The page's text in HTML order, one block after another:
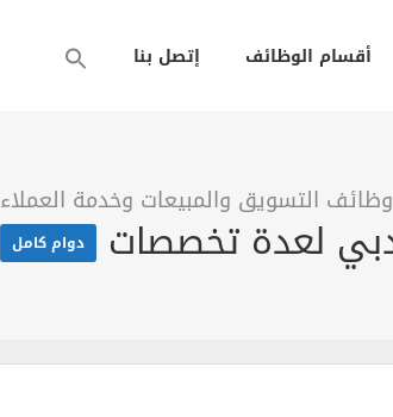
أقسام الوظائف إتصل بنا
وظائف التسويق والمبيعات وخدمة العملاء
لعدة تخصصات دوام كامل